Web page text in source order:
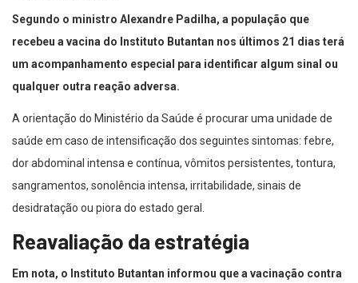
Segundo o ministro Alexandre Padilha, a população que
recebeu a vacina do Instituto Butantan nos últimos 21 dias terá
um acompanhamento especial para identificar algum sinal ou
qualquer outra reação adversa.
A orientação do Ministério da Saúde é procurar uma unidade de
saúde em caso de intensificação dos seguintes sintomas: febre,
dor abdominal intensa e contínua, vômitos persistentes, tontura,
sangramentos, sonolência intensa, irritabilidade, sinais de
desidratação ou piora do estado geral.
Reavaliação da estratégia
Em nota, o Instituto Butantan informou que a vacinação contra